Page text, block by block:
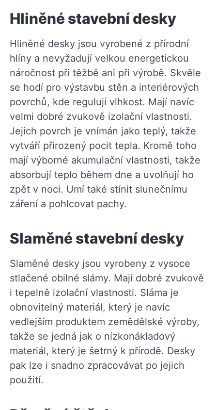
Hliněné stavební desky
Hliněné desky jsou vyrobené z přírodní
hlíny a nevyžadují velkou energetickou
náročnost při těžbě ani při výrobě. Skvěle
se hodí pro výstavbu stěn a interiérových
povrchů, kde regulují vlhkost. Mají navíc
velmi dobré zvukově izolační vlastnosti.
Jejich povrch je vnímán jako teplý, takže
vytváří přirozený pocit tepla. Kromě toho
mají výborné akumulační vlastnosti, takže
absorbují teplo během dne a uvolňují ho
zpět v noci. Umí také stínit slunečnímu
záření a pohlcovat pachy.
Slaměné stavební desky
Slaměné desky jsou vyrobeny z vysoce
stlačené obilné slámy. Mají dobré zvukově
i tepelně izolační vlastnosti. Sláma je
obnovitelný materiál, který je navíc
vedlejším produktem zemědělské výroby,
takže se jedná jak o nízkonákladový
materiál, který je šetrný k přírodě. Desky
pak lze i snadno zpracovávat po jejich
použití.